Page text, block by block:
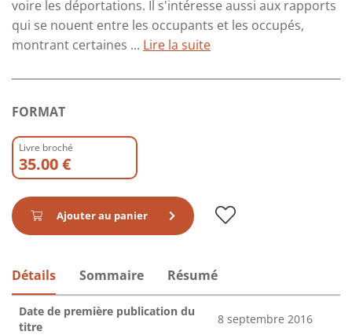
voire les déportations. Il s'intéresse aussi aux rapports
qui se nouent entre les occupants et les occupés,
montrant certaines ... Lire la suite
FORMAT
Livre broché
35.00 €
Ajouter au panier
Détails Sommaire Résumé
Date de première publication du
titre
8 septembre 2016